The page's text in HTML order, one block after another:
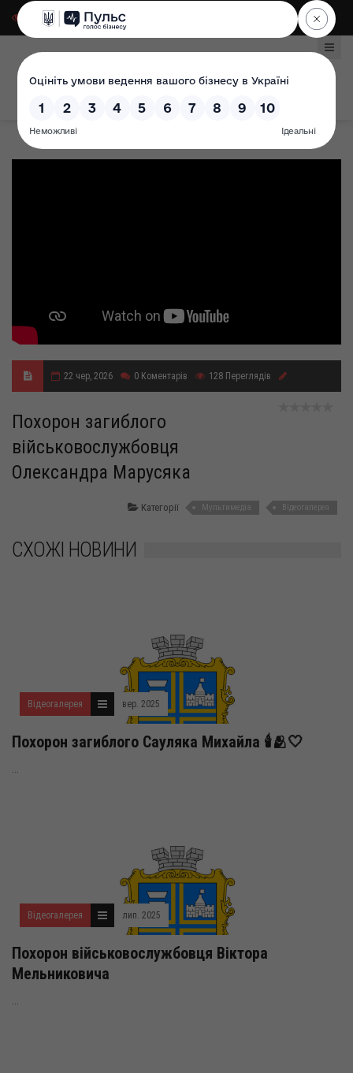
Для слабозорих|
22 чер, 2026 0 Коментарів 128 Переглядів
Похорон загиблого
військовослужбовця
Олександра Марусяка
Категорії Мультимедіа Відеогалерея
СХОЖІ НОВИНИ
Відеогалерея вер. 2025
Похорон загиблого Сауляка Михайла 🕯️🫂🤍
Відеогалерея лип. 2025
Похорон військовослужбовця Віктора
Мельниковича